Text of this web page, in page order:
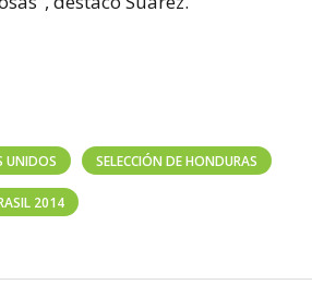
UNIDOS SELECCIÓN DE HONDURAS
2014